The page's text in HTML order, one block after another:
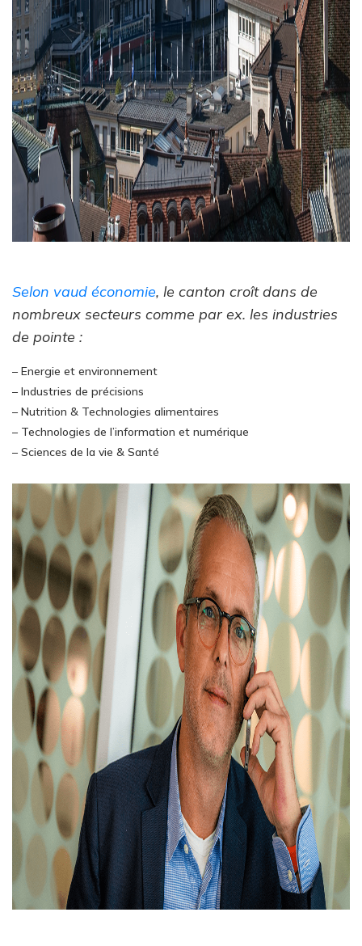
Selon vaud économie, le canton croît dans de
nombreux secteurs comme par ex. les industries
de pointe :
– Energie et environnement
– Industries de précisions
– Nutrition & Technologies alimentaires
– Technologies de l’information et numérique
– Sciences de la vie & Santé